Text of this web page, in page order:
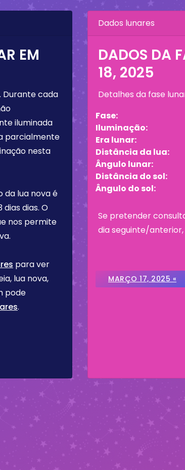
EM
. Durante cada
iluminada
parcialmente
nesta
da lua nova é
dias dias. O
nos permite
para ver
lua nova,
pode
.
Dados lunares
DADOS DA
18, 2025
Detalhes da fase
Fase:
Iluminação:
Era lunar:
Distância da lua:
Ângulo lunar:
Distância do sol:
Ângulo do sol:
Se pretender
dia seguinte/
MARÇO 17, 2025 «